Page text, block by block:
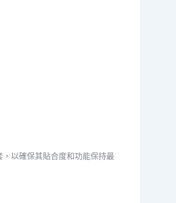
以確保其貼合度和功能保持最